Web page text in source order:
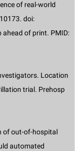
of real-world
doi:
of print. PMID:
Location
trial. Prehosp
of out-of-hospital
automated